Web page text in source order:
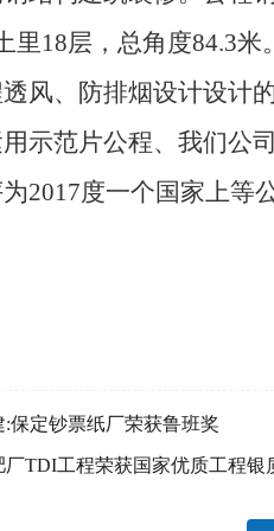
里18层，总角度84.3
风、防排烟设计设计
示范片公程、我们公
2017度一个国家上等
:保定钞票纸厂荣获鲁班奖
厂TDI工程荣获国家优质工程银